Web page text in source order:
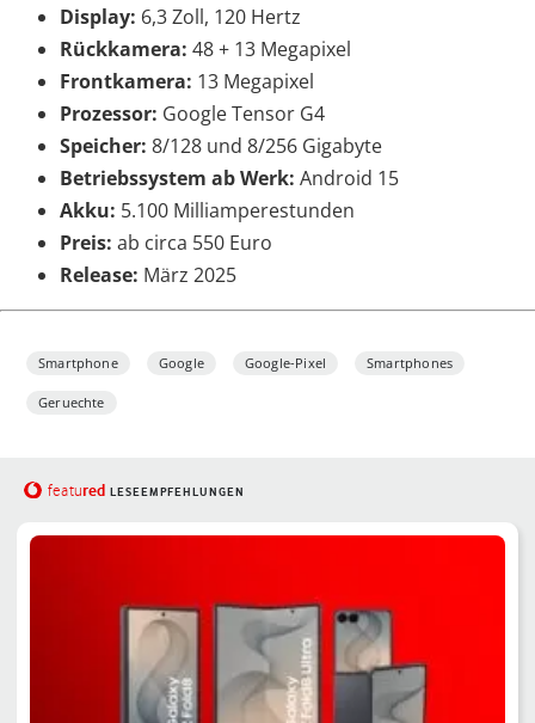
Display: 6,3 Zoll, 120 Hertz
Rückkamera: 48 + 13 Megapixel
Frontkamera: 13 Megapixel
Prozessor: Google Tensor G4
Speicher: 8/128 und 8/256 Gigabyte
Betriebssystem ab Werk: Android 15
Akku: 5.100 Milliamperestunden
Preis: ab circa 550 Euro
Release: März 2025
Smartphone Google Google-Pixel Smartphones
Geruechte
featured LESEEMPFEHLUNGEN